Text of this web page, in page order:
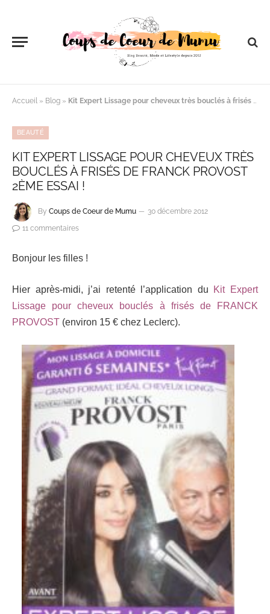
Accueil » Blog » Kit Expert Lissage pour cheveux très bouclés à frisés de FRANCK PROVOST 2ème essai !
BEAUTÉ
KIT EXPERT LISSAGE POUR CHEVEUX TRÈS
BOUCLÉS À FRISÉS DE FRANCK PROVOST
2ÈME ESSAI !
By Coups de Coeur de Mumu
30 décembre 2012
11 commentaires
Bonjour les filles !
Hier après-midi, j’ai retenté l’application du Kit Expert
Lissage pour cheveux bouclés à frisés de FRANCK
PROVOST (environ 15 € chez Leclerc).